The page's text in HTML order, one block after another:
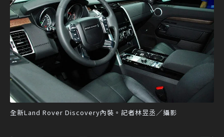
全新Land Rover Discovery內裝。記者林昱丞／攝影